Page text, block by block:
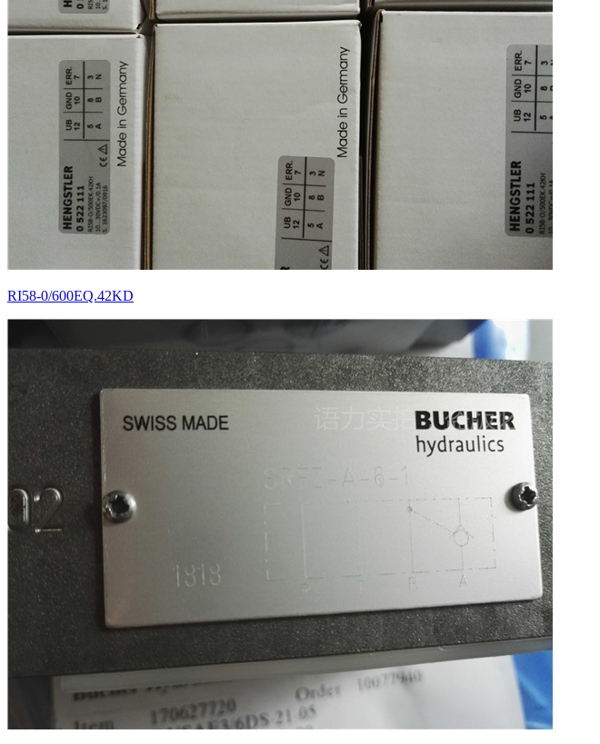
RI58-0/600EQ.42KD